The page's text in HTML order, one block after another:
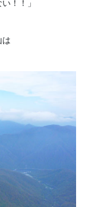
！！」
は